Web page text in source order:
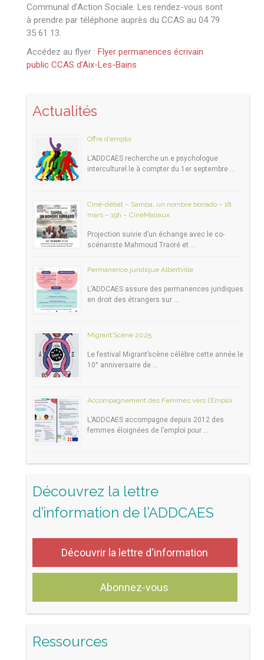
Communal d’Action Sociale. Les rendez-vous sont
à prendre par téléphone auprès du CCAS au 04 79
35 61 13.
Accédez au flyer : Flyer permanences écrivain
public CCAS d’Aix-Les-Bains
Actualités
Offre d’emploi
L’ADDCAES recherche un.e psychologue
interculturel.le à compter du 1er septembre …
Ciné-débat – Samba, un nombre borrado – 18
mars – 19h – CinéMalraux
Projection suivie d’un échange avec le co-
scénariste Mahmoud Traoré et …
Permanence juridique Albertville
L’ADDCAES assure des permanences juridiques
en droit des étrangers sur …
Migrant’Scène 2025
Le festival Migrant’scène célèbre cette année le
10° anniversaire de …
Accompagnement des Femmes vers l’Emploi
L’ADDCAES accompagne depuis 2012 des
femmes éloignées de l’emploi pour …
Découvrez la lettre
d’information de l’ADDCAES
Découvrir la lettre d'information
Abonnez-vous
Ressources